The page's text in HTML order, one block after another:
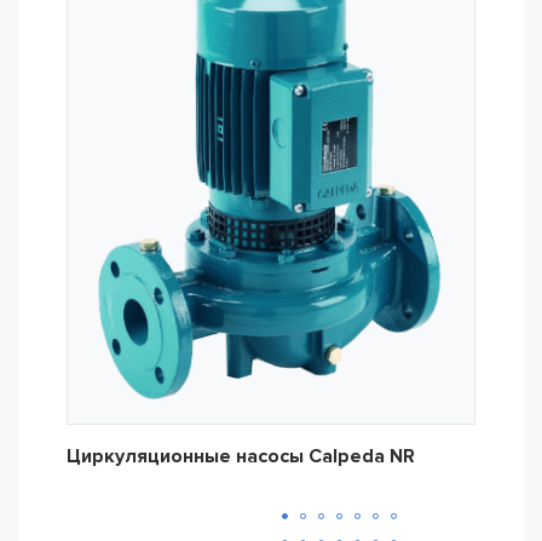
Циркуляционные насосы Calpeda NR